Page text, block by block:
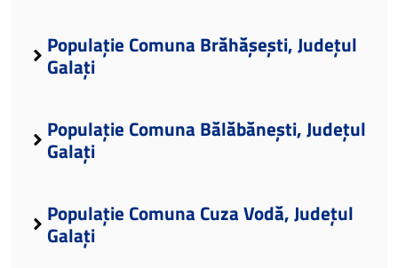
Populație Comuna Brăhășești, Județul
Galați
Populație Comuna Bălăbănești, Județul
Galați
Populație Comuna Cuza Vodă, Județul
Galați